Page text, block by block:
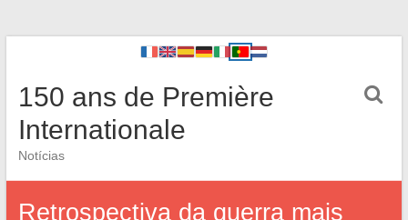
150 ans de Première
Internationale
Notícias
Retrospectiva da guerra mais